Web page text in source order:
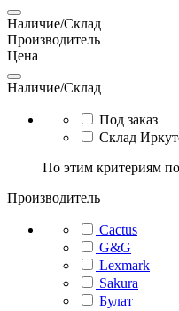
Наличие/Склад
Производитель
Цена
Наличие/Склад
Под заказ
Склад
По этим критериям
Производитель
Cactus
G&G
Lexmark
Sakura
Булат